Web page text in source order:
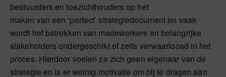
bestuurders en toezichthouders op het
maken van een ‘perfect’ strategiedocument en vaak
wordt het betrekken van medewerkers en belangrijke
stakeholders ondergeschikt of zelfs verwaarloosd in het
proces. Hierdoor voelen ze zich geen eigenaar van de
strategie en is er weinig motivatie om bij te dragen aan